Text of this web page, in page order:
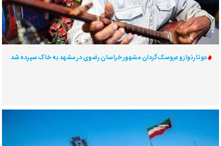
دوتارنواز و عروسک‌گردان مشهور خراسان رضوی در مشهد به خاک سپرده شد